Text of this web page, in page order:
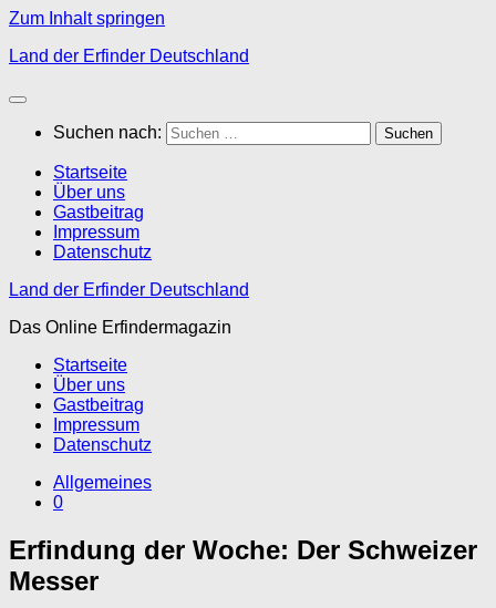
Zum Inhalt springen
Land der Erfinder Deutschland
Suchen nach:
Startseite
Über uns
Gastbeitrag
Impressum
Datenschutz
Land der Erfinder Deutschland
Das Online Erfindermagazin
Startseite
Über uns
Gastbeitrag
Impressum
Datenschutz
Allgemeines
0
Erfindung der Woche: Der Schweizer
Messer